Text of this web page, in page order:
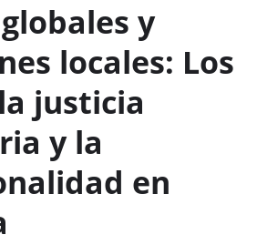
y
locales: Los
justicia
y la
en